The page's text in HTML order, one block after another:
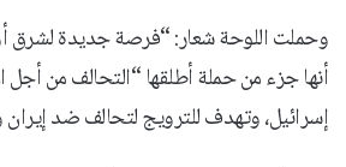
وحملت اللوحة شعار: “فرصة جديدة لشرق
أنها جزء من حملة أطلقها “التحالف من أجل
إسرائيل، وتهدف للترويج لتحالف ضد إيران